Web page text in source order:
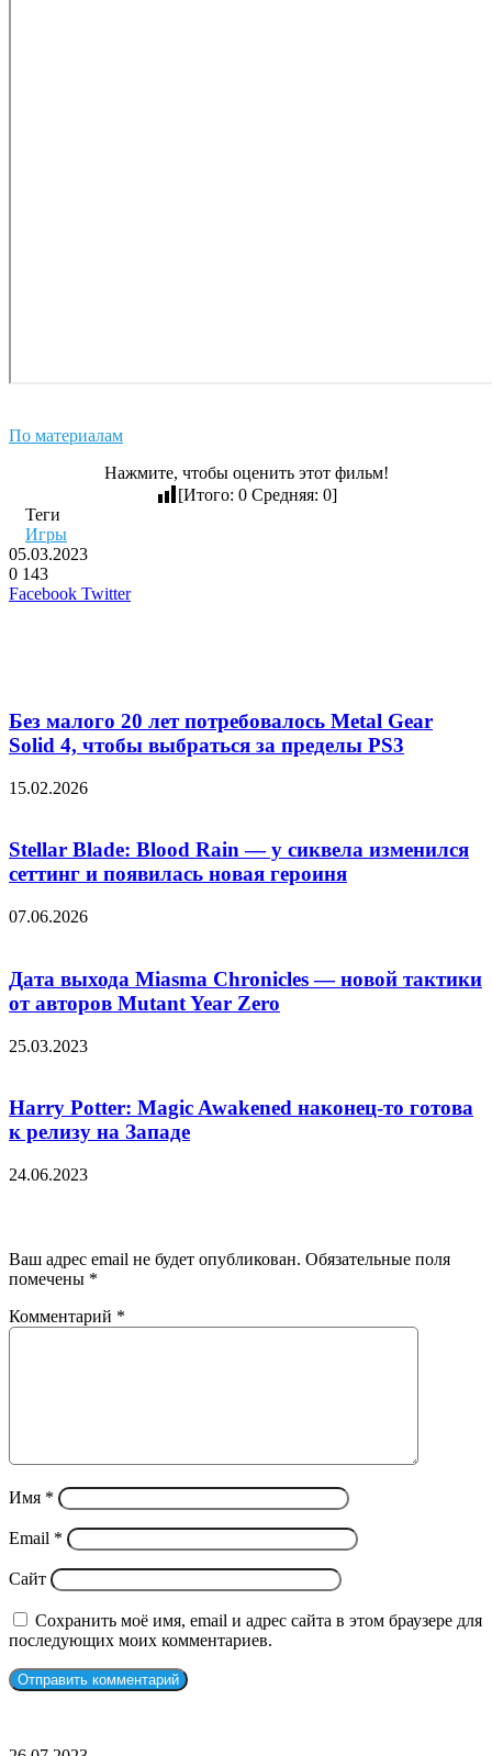
По материалам
Нажмите, чтобы оценить этот фильм!
[Итого: 0Средняя: 0]
Теги
Игры
05.03.2023
0 143
Facebook TwitterLinkedIn
Pinterest
Вконтакте
Одноклассники
Skype
WhatsApp
Telegram
Viber
Без малого 20 лет потребовалось Metal Gear
Solid 4, чтобы выбраться за пределы PS3
15.02.2026
Stellar Blade: Blood Rain — у сиквела изменился
сеттинг и появилась новая героиня
07.06.2026
Дата выхода Miasma Chronicles — новой тактики
от авторов Mutant Year Zero
25.03.2023
Harry Potter: Magic Awakened наконец-то готова
к релизу на Западе
24.06.2023
Ваш адрес email не будет опубликован. Обязательные поля
помечены *
Комментарий *
Имя *
Email *
Сайт
Сохранить моё имя, email и адрес сайта в этом браузере для
последующих моих комментариев.